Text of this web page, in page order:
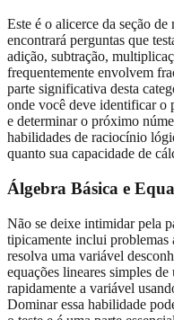
Este é o alicerce da seção
encontrará perguntas que
adição, subtração,
frequentemente envolvem
parte significativa desta
onde você deve identificar o
e determinar o próximo
habilidades de raciocínio
quanto sua capacidade de
Álgebra Básica e
Não se deixe intimidar pela
tipicamente inclui problemas
resolva uma variável
equações lineares simples
rapidamente a variável
Dominar essa habilidade